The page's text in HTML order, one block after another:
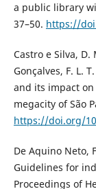
a public library
37–50. https://
Castro e Silva, D.
Gonçalves, F. L.
and its impact
megacity of São
https://doi.org/
De Aquino Neto,
Guidelines for
Proceedings of